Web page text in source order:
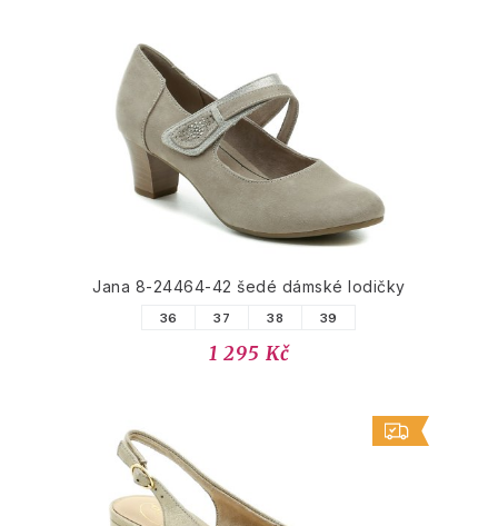
Jana 8-24464-42 šedé dámské lodičky
36 37 38 39
1 295 Kč